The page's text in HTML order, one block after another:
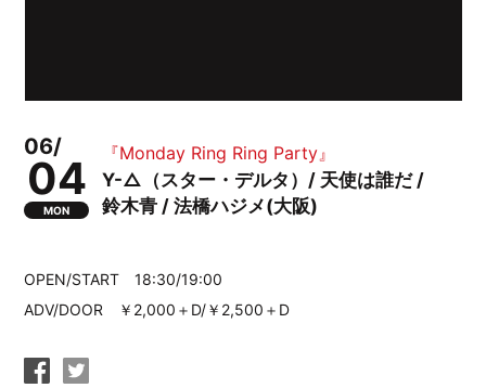
06/
04
MON
『Monday Ring Ring Party』
Y-△（スター・デルタ）/ 天使は誰だ /
鈴木青 / 法橋ハジメ(大阪)
OPEN/START 18:30/19:00
ADV/DOOR ￥2,000＋D/￥2,500＋D